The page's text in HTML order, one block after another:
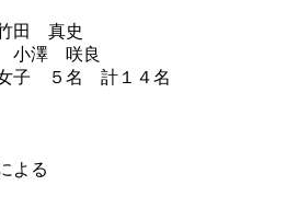
真史
澤 咲良
子 ５名 計１４名
よる